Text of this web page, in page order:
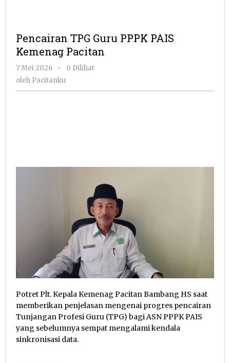
Pencairan TPG Guru PPPK PAIS
Kemenag Pacitan
7 Mei 2026
oleh
Pacitanku
-
0 Dilihat
oleh Pacitanku
Potret Plt. Kepala Kemenag Pacitan Bambang HS saat
memberikan penjelasan mengenai progres pencairan
Tunjangan Profesi Guru (TPG) bagi ASN PPPK PAIS
yang sebelumnya sempat mengalami kendala
sinkronisasi data.